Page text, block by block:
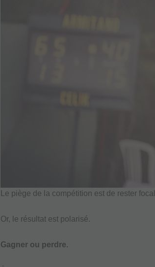
Le piège de la compétition est de rester
Or, le résultat est polarisé.
Gagner ou perdre.